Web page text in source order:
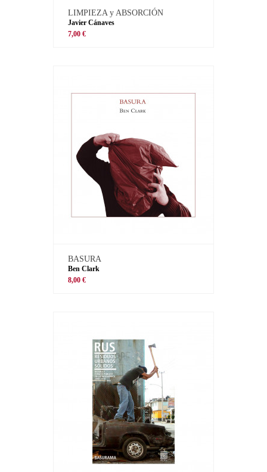
LIMPIEZA y ABSORCIÓN
Javier Cánaves
7,00 €
BASURA
Ben Clark
8,00 €